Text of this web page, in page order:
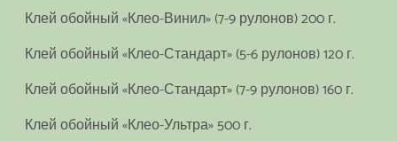
Клей обойный «Клео-Винил» (7-9 рулонов) 200 г.
Клей обойный «Клео-Стандарт» (5-6 рулонов) 120 г.
Клей обойный «Клео-Стандарт» (7-9 рулонов) 160 г.
Клей обойный «Клео-Ультра» 500 г.